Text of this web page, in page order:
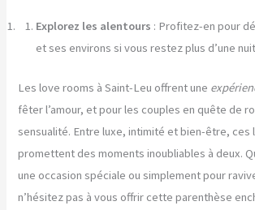
Explorez les alentours : Profitez-en pour
et ses environs si vous restez plus d’une
Les love rooms à Saint-Leu offrent une
fêter l’amour, et pour les couples en quête de
sensualité. Entre luxe, intimité et bien-être, ces
promettent des moments inoubliables à deux.
une occasion spéciale ou simplement pour
n’hésitez pas à vous offrir cette parenthèse